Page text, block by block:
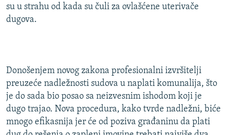
su u strahu od kada su čuli za ovlašćene uterivače
dugova.
Donošenjem novog zakona profesionalni izvršitelji
preuzeće nadležnosti sudova u naplati komunalija, što
je do sada bio posao sa neizvesnim ishodom koji je
dugo trajao. Nova procedura, kako tvrde nadležni, biće
mnogo efikasnija jer će od poziva građaninu da plati